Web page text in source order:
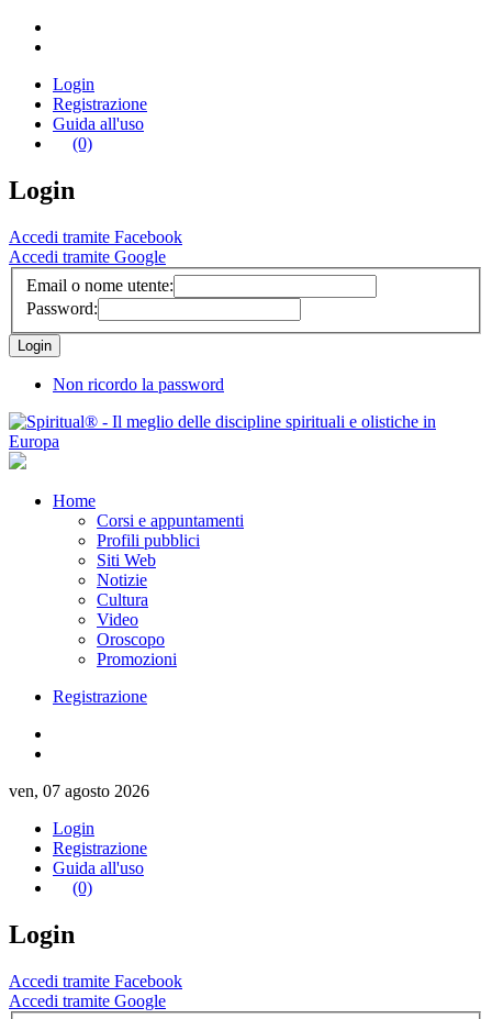
Login
Registrazione
Guida all'uso
(0)
Login
Accedi tramite Facebook
Accedi tramite Google
Email o nome utente:
Password:
Non ricordo la password
Home
Corsi e appuntamenti
Profili pubblici
Siti Web
Notizie
Cultura
Video
Oroscopo
Promozioni
Registrazione
ven, 07 agosto 2026
Login
Registrazione
Guida all'uso
(0)
Login
Accedi tramite Facebook
Accedi tramite Google